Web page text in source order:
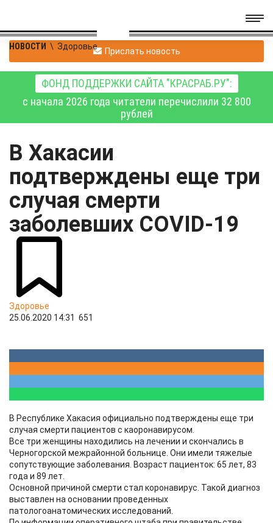
НОВОСТИ \ Здоровье Прислать новость
ФОНД ПОДДЕРЖКИ САЙТА "КРАСРАБ.РУ":
с начала 2026 года читатели перечислили 32 800
рублей
В Хакасии
подтверждены еще три
случая смерти
заболевших COVID-19
Здоровье
25.06.2020 14:31 651
В Республике Хакасия официально подтверждены еще три
случая смерти пациентов с каоронавирусом.
Все три женщины находились на лечении и скончались в
Черногорской межрайонной больнице. Они имели тяжелые
сопутствующие заболевания. Возраст пациенток: 65 лет, 83
года и 89 лет.
Основной причиной смерти стал коронавирус. Такой диагноз
выставлен на основании проведенных
патологоанатомических исследований.